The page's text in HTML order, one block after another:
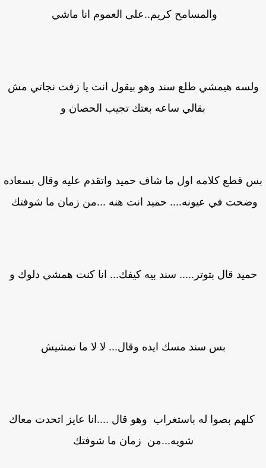
والمسامح كريم..على العموم انا ماشي
هيمشي طلع سند وهو بيقول انت يا زفت نجاتي مش
بقالي ساعه بعتك تجيب الحصان و
قطع كلامه اول ما شاف حميد واتقدم عليه وقال بسعاده
في عيونه.... حميد انت هنه ...من زمان ما شوفتك
قال بتوتر..... سند بيه كيفك... انا كنت همشي دلوك و
بس سند مسك ايده وقال... لا لا ما تمشيش
بصوا له باستغراب وهو قال ....انا عايز اتحدت معاك
شويه...من زمان ما شوفتك